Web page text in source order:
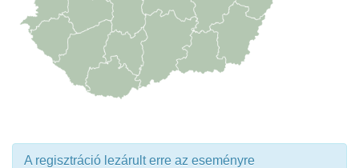
A regisztráció lezárult erre az eseményre